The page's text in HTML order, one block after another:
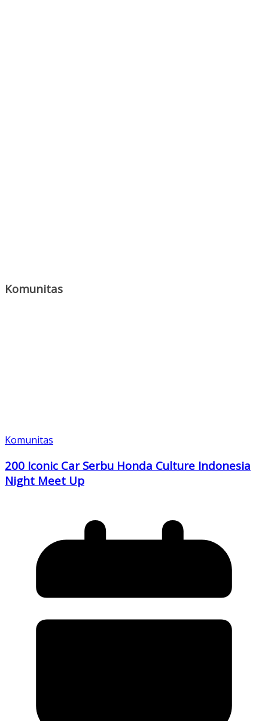
Komunitas
Komunitas
200 Iconic Car Serbu Honda Culture Indonesia
Night Meet Up